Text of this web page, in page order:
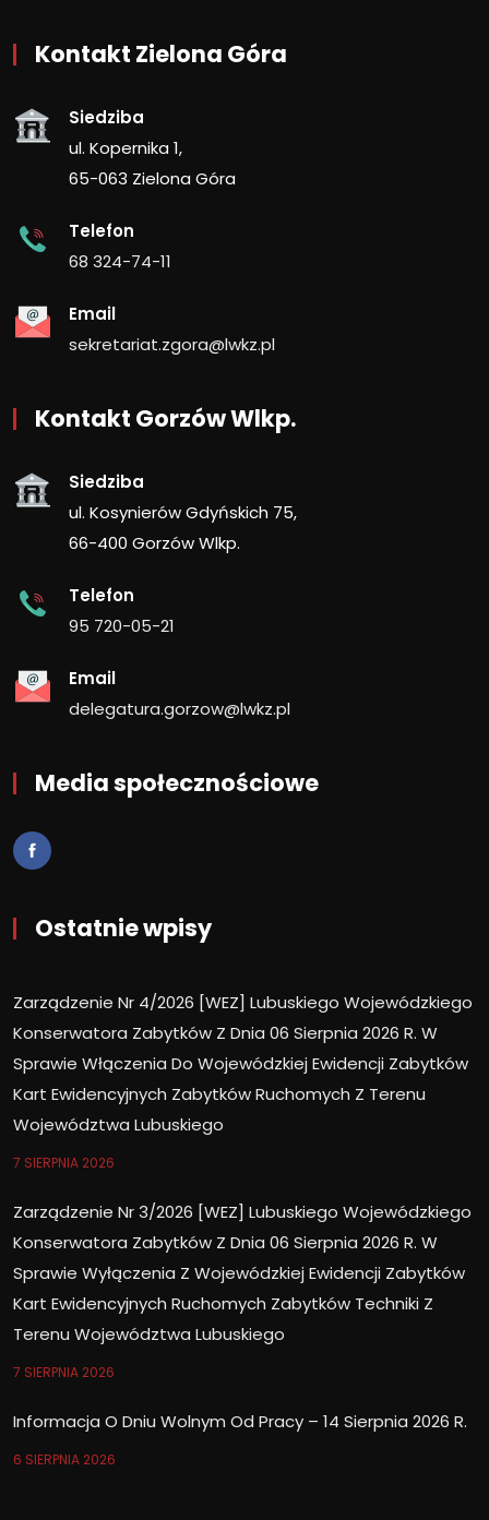
Kontakt Zielona Góra
Siedziba
ul. Kopernika 1,
65-063 Zielona Góra
Telefon
68 324-74-11
Email
sekretariat.zgora@lwkz.pl
Kontakt Gorzów Wlkp.
Siedziba
ul. Kosynierów Gdyńskich 75,
66-400 Gorzów Wlkp.
Telefon
95 720-05-21
Email
delegatura.gorzow@lwkz.pl
Media społecznościowe
Ostatnie wpisy
Zarządzenie Nr 4/2026 [WEZ] Lubuskiego Wojewódzkiego
Konserwatora Zabytków Z Dnia 06 Sierpnia 2026 R. W
Sprawie Włączenia Do Wojewódzkiej Ewidencji Zabytków
Kart Ewidencyjnych Zabytków Ruchomych Z Terenu
Województwa Lubuskiego
7 SIERPNIA 2026
Zarządzenie Nr 3/2026 [WEZ] Lubuskiego Wojewódzkiego
Konserwatora Zabytków Z Dnia 06 Sierpnia 2026 R. W
Sprawie Wyłączenia Z Wojewódzkiej Ewidencji Zabytków
Kart Ewidencyjnych Ruchomych Zabytków Techniki Z
Terenu Województwa Lubuskiego
7 SIERPNIA 2026
Informacja O Dniu Wolnym Od Pracy – 14 Sierpnia 2026 R.
6 SIERPNIA 2026